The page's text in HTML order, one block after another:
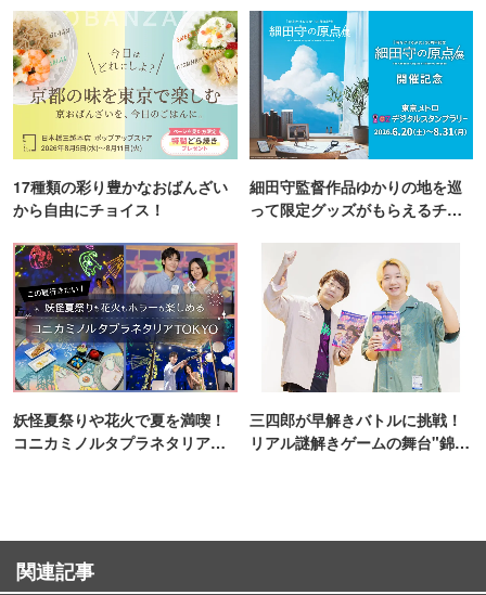
17種類の彩り豊かなおばんざい
から自由にチョイス！
細田守監督作品ゆかりの地を巡
って限定グッズがもらえるチャ
妖怪夏祭りや花火で夏を満喫！
コニカミノルタプラネタリア
三四郎が早解きバトルに挑戦！
リアル謎解きゲームの舞台"錦糸
関連記事